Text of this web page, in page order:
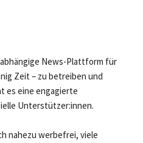
News-Plattform für
Zeit – zu betreiben und
es eine engagierte
Unterstützer:innen.
nahezu werbefrei, viele